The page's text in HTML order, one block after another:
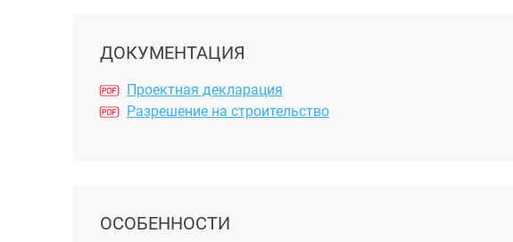
ДОКУМЕНТАЦИЯ
Проектная декларация
Разрешение на строительство
ОСОБЕННОСТИ